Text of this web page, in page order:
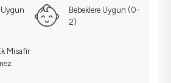
Bebeklere Uygun (0-
2)
Misafir